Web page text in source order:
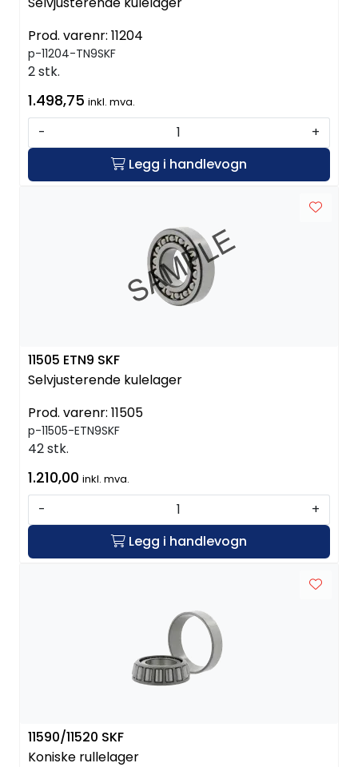
Prod. varenr: 11204
p-11204-TN9SKF
2 stk.
1.498,75 inkl. mva.
-
+
Legg i handlevogn
11505 ETN9 SKF
Selvjusterende kulelager
Prod. varenr: 11505
p-11505-ETN9SKF
42 stk.
1.210,00 inkl. mva.
-
+
Legg i handlevogn
11590/11520 SKF
Koniske rullelager